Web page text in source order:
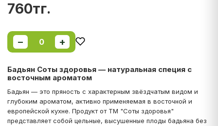
760тг.
− 0 +
Бадьян Соты здоровья — натуральная специя с
восточным ароматом
Бадьян — это пряность с характерным звёздчатым видом и
глубоким ароматом, активно применяемая в восточной и
европейской кухне. Продукт от ТМ "Соты здоровья"
представляет собой цельные, высушенные плоды бадьяна без